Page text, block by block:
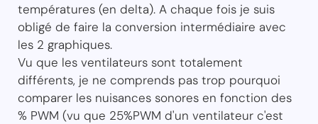
températures (en delta). A chaque fois je suis
obligé de faire la conversion intermédiaire avec
les 2 graphiques.
Vu que les ventilateurs sont totalement
différents, je ne comprends pas trop pourquoi
comparer les nuisances sonores en fonction des
% PWM (vu que 25%PWM d'un ventilateur c'est